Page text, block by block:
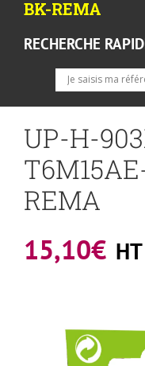
BK-REMA
RECHERCHE
UP-H-
REMA
15,10€ HT